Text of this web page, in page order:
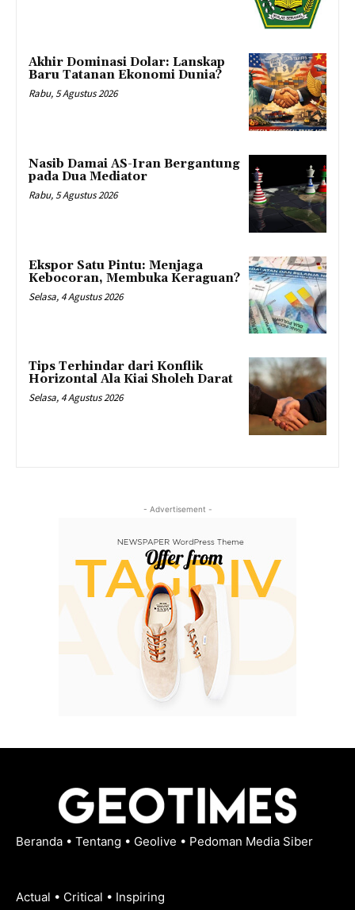
Akhir Dominasi Dolar: Lanskap
Baru Tatanan Ekonomi Dunia?
Rabu, 5 Agustus 2026
Nasib Damai AS-Iran Bergantung
pada Dua Mediator
Rabu, 5 Agustus 2026
Ekspor Satu Pintu: Menjaga
Kebocoran, Membuka Keraguan?
Selasa, 4 Agustus 2026
Tips Terhindar dari Konflik
Horizontal Ala Kiai Sholeh Darat
Selasa, 4 Agustus 2026
- Advertisement -
Beranda • Tentang • Geolive • Pedoman Media Siber
Actual • Critical • Inspiring